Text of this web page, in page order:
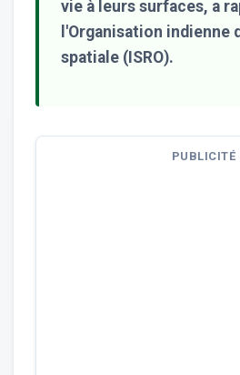
vie à leurs surfaces, a
l'Organisation indienne
spatiale (ISRO).
PUBLICITÉ